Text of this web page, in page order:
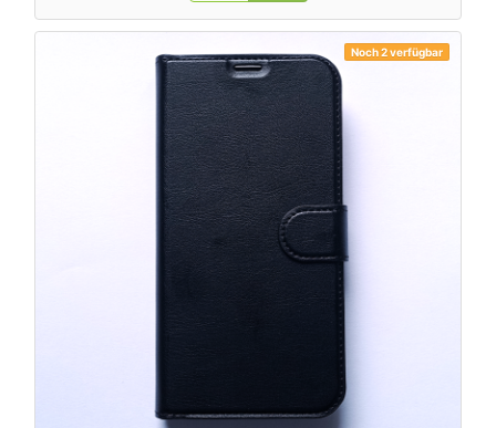
Noch 2 verfügbar